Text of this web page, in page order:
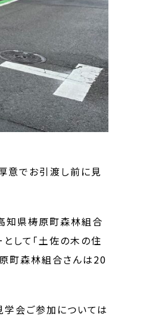
意でお引渡し前に見
知県梼原町森林組合
して「土佐の木の住
町森林組合さんは20
学会ご参加については